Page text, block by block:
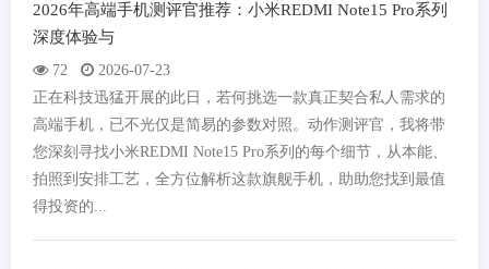
72 2026-07-23
2026年高端手机测评官推荐：小米REDMI Note15 Pro系列
深度体验与
正在科技迅猛开展的此日，若何挑选一款真正契合私人需求的
高端手机，已不光仅是简易的参数对照。动作测评官，我将带
您深刻寻找小米REDMI Note15 Pro系列的每个细节，从本能、
拍照到安排工艺，全方位解析这款旗舰手机，助助您找到最值
得投资的...